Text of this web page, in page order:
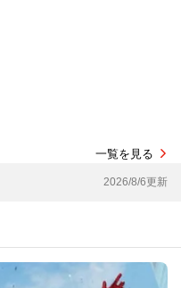
一覧を見る
2026/8/6更新